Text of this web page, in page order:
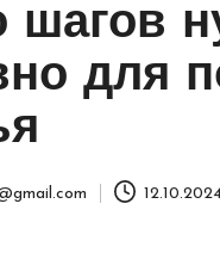
шагов
для